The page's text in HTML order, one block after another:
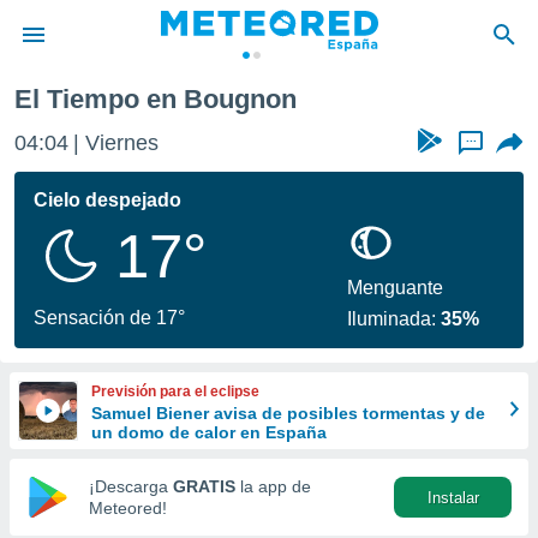
de
por
se
calidad.
a este
las
y
forma
digital
basada
El Tiempo en Bougnon
04:04 Viernes ...
Cielo despejado
17°
Sensación de 17°
Menguante
Iluminada:35%
Previsión para el eclipse
Samuel Biener avisa de posibles tormentas y de
un domo de calor en España
¡Descarga GRATIS la app de
Meteored!
Instalar